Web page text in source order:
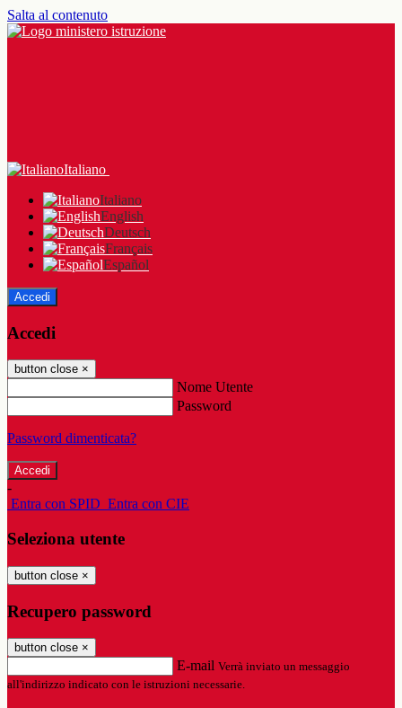
Salta al contenuto
Italiano
Italiano
English
Deutsch
Français
Español
Accedi
Accedi
button close ×
Nome Utente
Password
Password dimenticata?
-
Entra con SPID Entra con CIE
Seleziona utente
button close ×
Recupero password
button close ×
E-mail Verrà inviato un messaggio
all'indirizzo indicato con le istruzioni necessarie.